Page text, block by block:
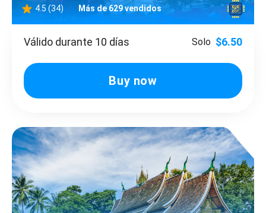
4.5 (34) Más de 629 vendidos
Válido durante 10 días Solo $6.50
Buy now